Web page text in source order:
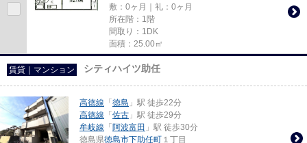
敷：0ヶ月｜礼：0ヶ月
所在階：1階
間取り：1DK
面積：25.00㎡
賃貸｜マンション シティハイツ助任
高徳線 「 徳島 」駅 徒歩22分
高徳線 「 佐古 」駅 徒歩29分
牟岐線 「 阿波富田 」駅 徒歩30分
徳島県徳島市下助任町 １丁目